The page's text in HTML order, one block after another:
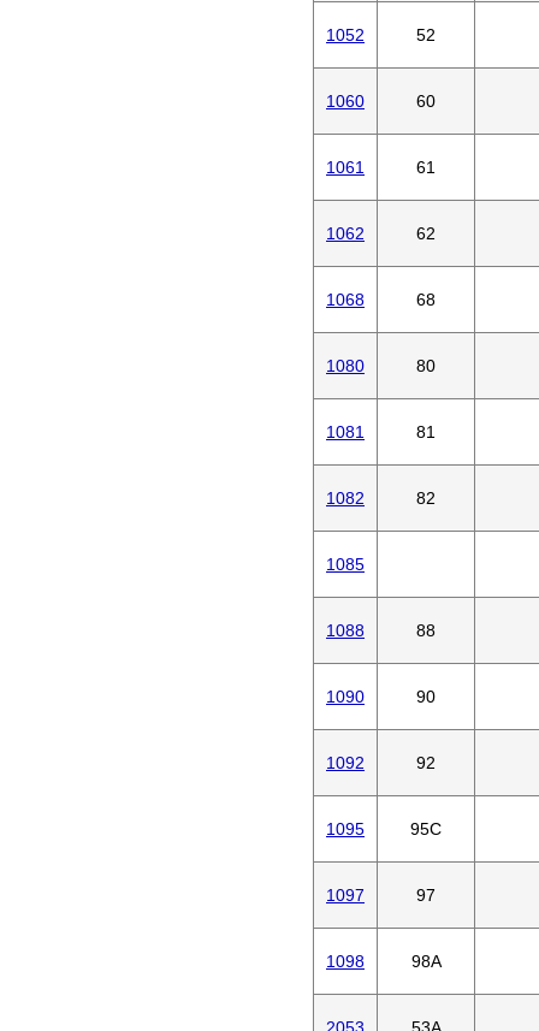
1052 52
1060 60
1061 61
1062 62
1068 68
1080 80
1081 81
1082 82
1085
1088 88
1090 90
1092 92
1095 95C
1097 97
1098 98A